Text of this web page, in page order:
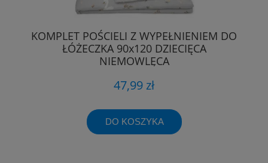
KOMPLET POŚCIELI Z WYPEŁNIENIEM DO
ŁÓŻECZKA 90x120 DZIECIĘCA
NIEMOWLĘCA
47,99 zł
DO KOSZYKA